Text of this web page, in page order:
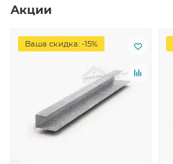
Акции
Ваша скидка: -15%